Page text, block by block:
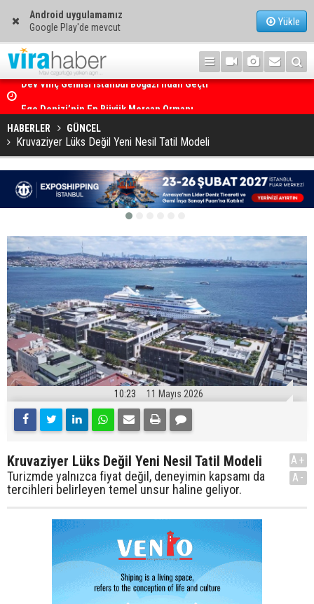
Android uygulamamız
Google Play'de mevcut
Yükle
HABERLER GÜNCEL
Kruvaziyer Lüks Değil Yeni Nesil Tatil Modeli
10:23 11 Mayıs 2026
Kruvaziyer Lüks Değil Yeni Nesil Tatil Modeli
Turizmde yalnızca fiyat değil, deneyimin kapsamı da
tercihleri belirleyen temel unsur haline geliyor.
A+
A-